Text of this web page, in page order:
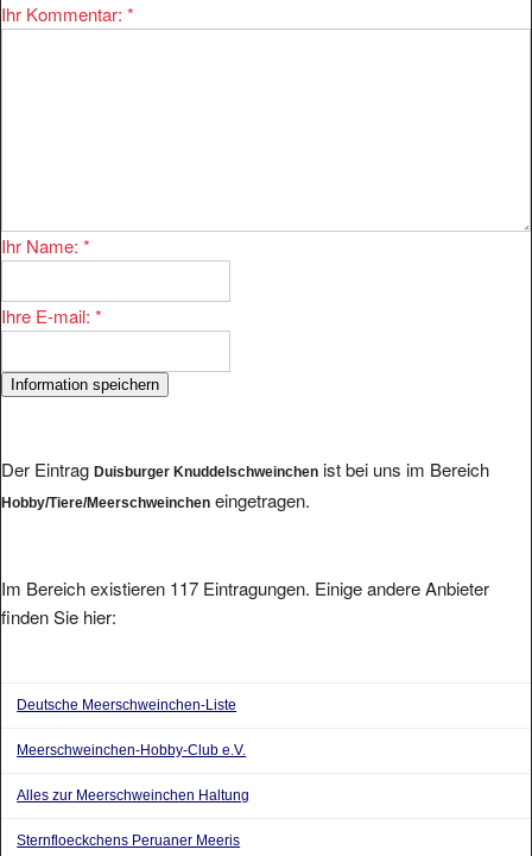
Ihr Kommentar: *
Ihr Name: *
Ihre E-mail: *
Der Eintrag Duisburger Knuddelschweinchen ist bei uns im Bereich
Hobby/Tiere/Meerschweinchen eingetragen.
Im Bereich existieren 117 Eintragungen. Einige andere Anbieter
finden Sie hier:
Deutsche Meerschweinchen-Liste
Meerschweinchen-Hobby-Club e.V.
Alles zur Meerschweinchen Haltung
Sternfloeckchens Peruaner Meeris